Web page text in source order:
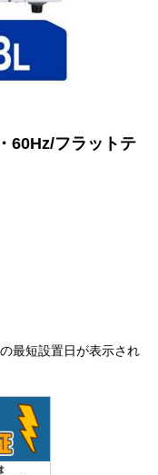
60Hz/フラットテ
最短設置日が表示され